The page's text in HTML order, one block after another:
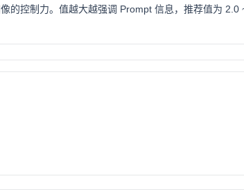
的控制力。值越大越强调 Prompt 信息，推荐值为 2.0